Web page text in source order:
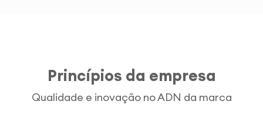
Princípios da empresa
Qualidade e inovação no ADN da marca